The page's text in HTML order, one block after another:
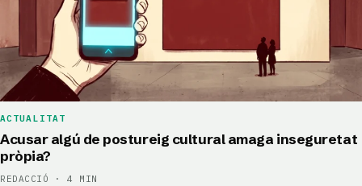
ACTUALITAT
Acusar algú de postureig cultural amaga inseguretat
pròpia?
REDACCIÓ · 4 MIN